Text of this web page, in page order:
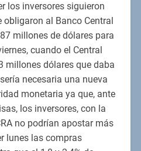
los inversores siguieron
al Banco Central
millones de dólares para
cuando el Central
millones dólares que daba
necesaria una nueva
monetaria ya que, ante
los inversores, con la
no podrían apostar más
lunes las compras